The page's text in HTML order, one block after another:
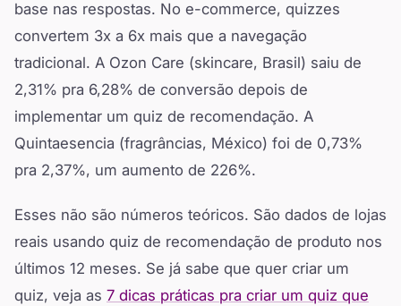
base nas respostas. No e-commerce, quizzes
convertem 3x a 6x mais que a navegação
tradicional. A Ozon Care (skincare, Brasil) saiu de
2,31% pra 6,28% de conversão depois de
implementar um quiz de recomendação. A
Quintaesencia (fragrâncias, México) foi de 0,73%
pra 2,37%, um aumento de 226%.
Esses não são números teóricos. São dados de lojas
reais usando quiz de recomendação de produto nos
últimos 12 meses. Se já sabe que quer criar um
quiz, veja as 7 dicas práticas pra criar um quiz que